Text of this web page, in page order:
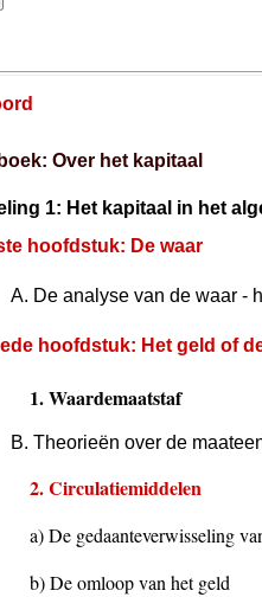
Over het kapitaal
1: Het kapitaal in het
hoofdstuk: De waar
A. De analyse van de waar -
hoofdstuk: Het geld of
1. Waardemaatstaf
B. Theorieën over de
2. Circulatiemiddelen
a) De gedaanteverwisseling
b) De omloop van het geld